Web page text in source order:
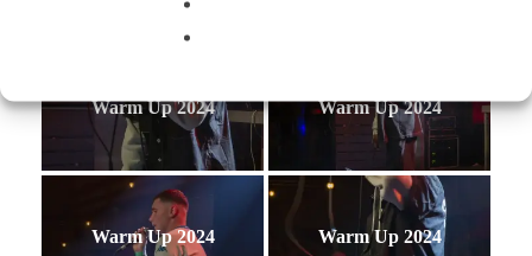
Warm Up 2024 Warm Up 2024
Warm Up 2024 Warm Up 2024